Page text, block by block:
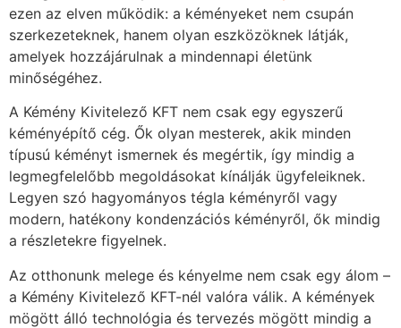
ezen az elven működik: a kéményeket nem csupán
szerkezeteknek, hanem olyan eszközöknek látják,
amelyek hozzájárulnak a mindennapi életünk
minőségéhez.
A Kémény Kivitelező KFT nem csak egy egyszerű
kéményépítő cég. Ők olyan mesterek, akik minden
típusú kéményt ismernek és megértik, így mindig a
legmegfelelőbb megoldásokat kínálják ügyfeleiknek.
Legyen szó hagyományos tégla kéményről vagy
modern, hatékony kondenzációs kéményről, ők mindig
a részletekre figyelnek.
Az otthonunk melege és kényelme nem csak egy álom –
a Kémény Kivitelező KFT-nél valóra válik. A kémények
mögött álló technológia és tervezés mögött mindig a